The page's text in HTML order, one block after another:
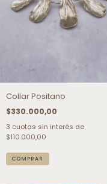
Collar Positano
$330.000,00
3 cuotas sin interés de
$110.000,00
COMPRAR